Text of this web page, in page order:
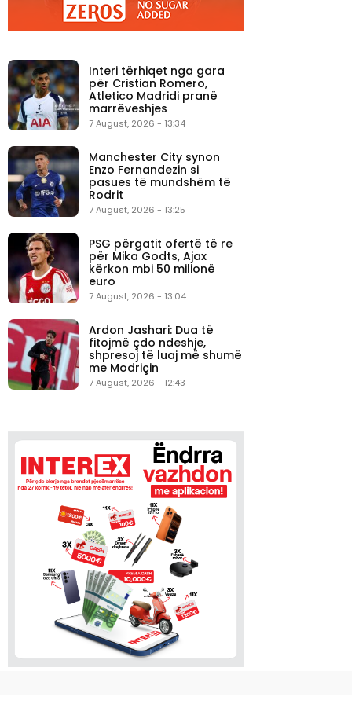
Interi tërhiqet nga gara
për Cristian Romero,
Atletico Madridi pranë
marrëveshjes
7 August, 2026 - 13:34
Manchester City synon
Enzo Fernandezin si
pasues të mundshëm të
Rodrit
7 August, 2026 - 13:25
PSG përgatit ofertë të re
për Mika Godts, Ajax
kërkon mbi 50 milionë
euro
7 August, 2026 - 13:04
Ardon Jashari: Dua të
fitojmë çdo ndeshje,
shpresoj të luaj më shumë
me Modriçin
7 August, 2026 - 12:43